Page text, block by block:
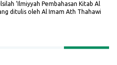
‘Ilmiyyah Pembahasan Kitab Al
ditulis oleh Al Imam Ath Thahawi